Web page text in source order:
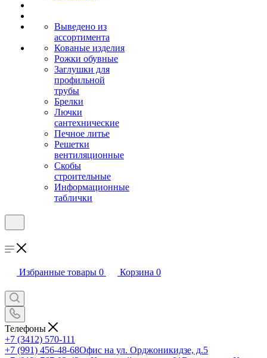
Выведено из
ассортимента
Кованые изделия
Рожки обувные
Заглушки для
профильной
трубы
Брелки
Лючки
сантехнические
Печное литье
Решетки
вентиляционные
Скобы
строительные
Информационные
таблички
Избранные товары 0 Корзина 0
Телефоны
+7 (3412) 570-111
+7 (991) 456-48-68Офис на ул. Орджоникидзе, д.5